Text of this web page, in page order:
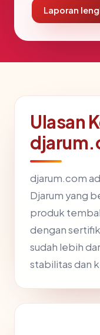
Laporan
Ulasan
djarum.com
Djarum yang
produk
dengan
sudah lebih
stabilitas dan